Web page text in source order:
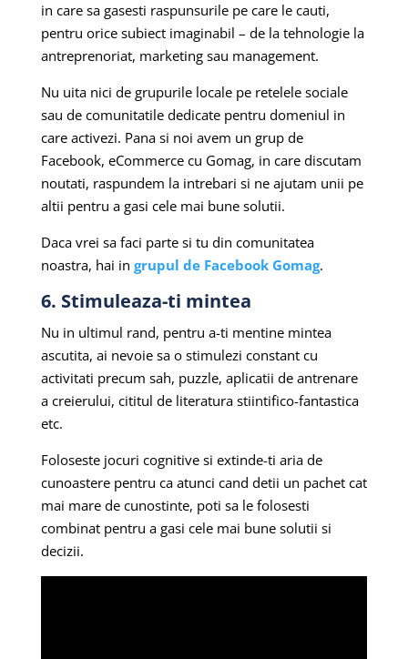
in care sa gasesti raspunsurile pe care le cauti,
pentru orice subiect imaginabil – de la tehnologie la
antreprenoriat, marketing sau management.
Nu uita nici de grupurile locale pe retelele sociale
sau de comunitatile dedicate pentru domeniul in
care activezi. Pana si noi avem un grup de
Facebook, eCommerce cu Gomag, in care discutam
noutati, raspundem la intrebari si ne ajutam unii pe
altii pentru a gasi cele mai bune solutii.
Daca vrei sa faci parte si tu din comunitatea
noastra, hai in grupul de Facebook Gomag.
6. Stimuleaza-ti mintea
Nu in ultimul rand, pentru a-ti mentine mintea
ascutita, ai nevoie sa o stimulezi constant cu
activitati precum sah, puzzle, aplicatii de antrenare
a creierului, cititul de literatura stiintifico-fantastica
etc.
Foloseste jocuri cognitive si extinde-ti aria de
cunoastere pentru ca atunci cand detii un pachet cat
mai mare de cunostinte, poti sa le folosesti
combinat pentru a gasi cele mai bune solutii si
decizii.